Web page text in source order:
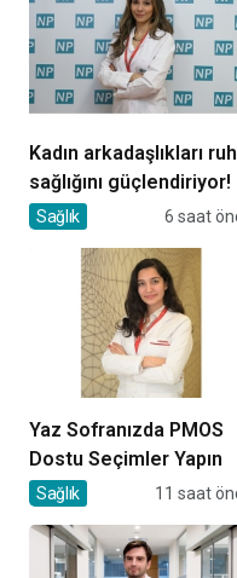
Kadın arkadaşlıkları ruh
sağlığını güçlendiriyor!
Sağlık 6 saat
Yaz Sofranızda PMOS
Dostu Seçimler Yapın
Sağlık 11 saat